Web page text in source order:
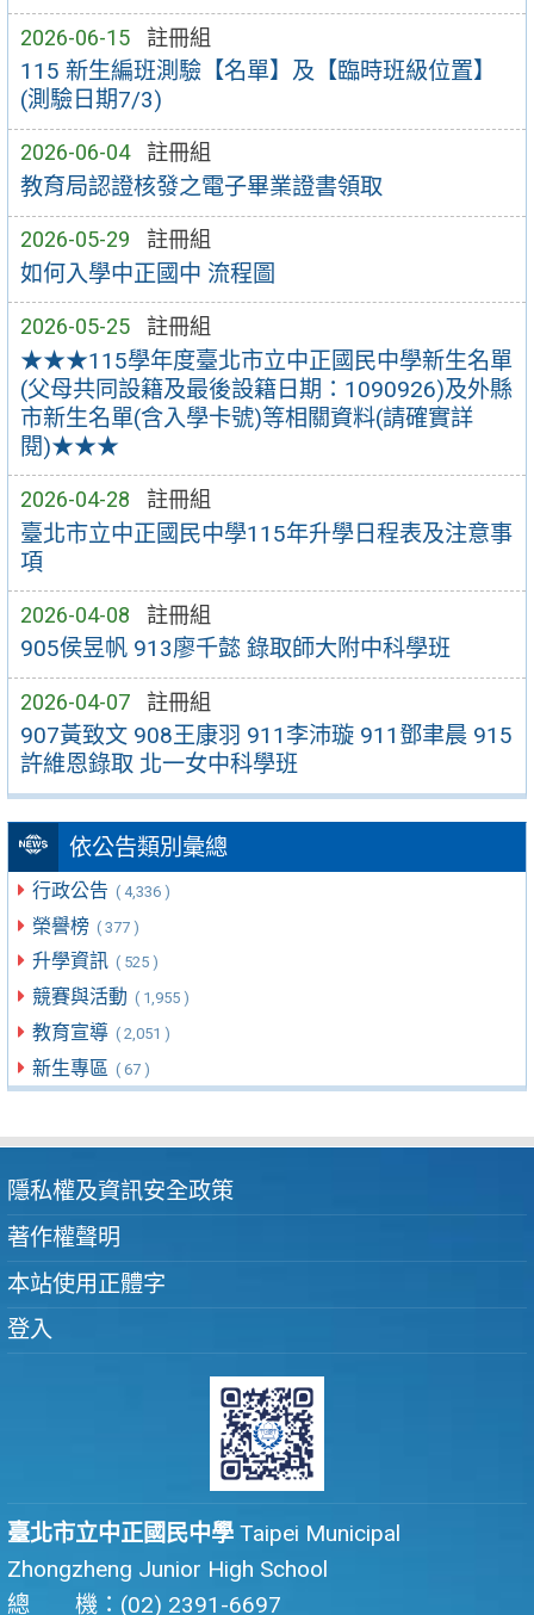
2026-06-15 註冊組
115 新生編班測驗【名單】及【臨時班級位置】
(測驗日期7/3)
2026-06-04 註冊組
教育局認證核發之電子畢業證書領取
2026-05-29 註冊組
如何入學中正國中 流程圖
2026-05-25 註冊組
★★★115學年度臺北市立中正國民中學新生名單
(父母共同設籍及最後設籍日期：1090926)及外縣
市新生名單(含入學卡號)等相關資料(請確實詳
閱)★★★
2026-04-28 註冊組
臺北市立中正國民中學115年升學日程表及注意事
項
2026-04-08 註冊組
905侯昱帆 913廖千懿 錄取師大附中科學班
2026-04-07 註冊組
907黃致文 908王康羽 911李沛璇 911鄧聿晨 915
許維恩錄取 北一女中科學班
依公告類別彙總
行政公告 ( 4,336 )
榮譽榜 ( 377 )
升學資訊 ( 525 )
競賽與活動 ( 1,955 )
教育宣導 ( 2,051 )
新生專區 ( 67 )
隱私權及資訊安全政策
著作權聲明
本站使用正體字
登入
臺北市立中正國民中學 Taipei Municipal
Zhongzheng Junior High School
總 機：(02) 2391-6697